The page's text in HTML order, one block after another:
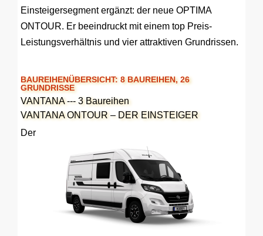
Einsteigersegment ergänzt: der neue OPTIMA
ONTOUR. Er beeindruckt mit einem top Preis-
Leistungsverhältnis und vier attraktiven Grundrissen.
BAUREIHENÜBERSICHT: 8 BAUREIHEN, 26
GRUNDRISSE
VANTANA --- 3 Baureihen
VANTANA ONTOUR – DER EINSTEIGER
Der